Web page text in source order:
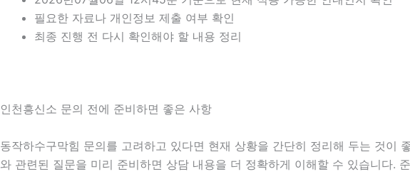
필요한 자료나 개인정보 제출 여부 확인
최종 진행 전 다시 확인해야 할 내용 정리
인천흥신소 문의 전에 준비하면 좋은 사항
동작하수구막힘 문의를 고려하고 있다면 현재 상황을 간단히 정리해 두는 것
와 관련된 질문을 미리 준비하면 상담 내용을 더 정확하게 이해할 수 있습니다.